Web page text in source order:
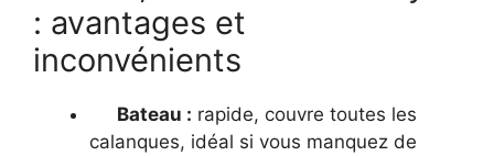
: avantages et
inconvénients
Bateau : rapide, couvre toutes les
calanques, idéal si vous manquez de